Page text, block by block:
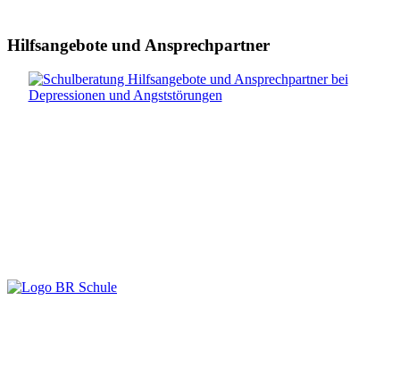
Hilfsangebote und Ansprechpartner